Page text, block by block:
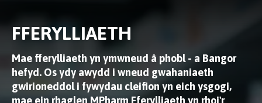
FFERYLLIAETH
Mae fferylliaeth yn ymwneud â phobl - a Bangor
hefyd. Os ydy awydd i wneud gwahaniaeth
gwirioneddol i fywydau cleifion yn eich ysgogi,
mae ein rhaglen MPharm Fferylliaeth yn rhoi'r